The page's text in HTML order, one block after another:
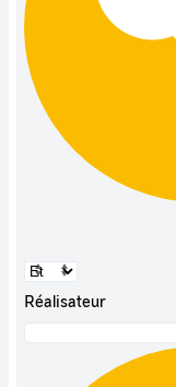
Réalisateur